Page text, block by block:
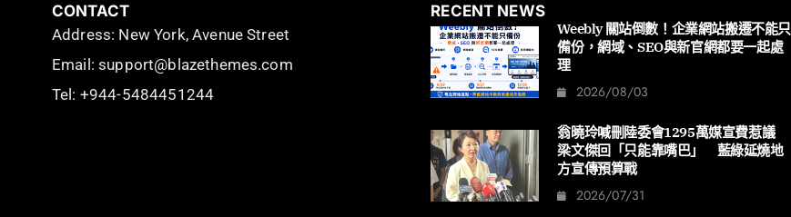
CONTACT
Address: New York, Avenue Street
Email: support@blazethemes.com
Tel: +944-5484451244
RECENT NEWS
Weebly 關站倒數！企業網站搬遷不能只
備份，網域、SEO與新官網都要一起處
理
2026/08/03
翁曉玲喊刪陸委會1295萬媒宣費惹議
梁文傑回「只能靠嘴巴」 藍綠延燒地
方宣傳預算戰
2026/07/31